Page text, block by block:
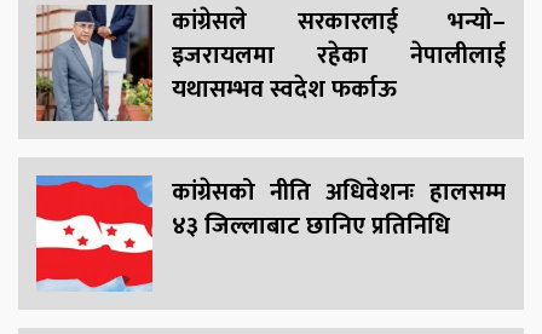
कांग्रेसले सरकारलाई भन्यो–
इजरायलमा रहेका नेपालीलाई
यथासम्भव स्वदेश फर्काऊ
कांग्रेसको नीति अधिवेशनः हालसम्म
४३ जिल्लाबाट छानिए प्रतिनिधि